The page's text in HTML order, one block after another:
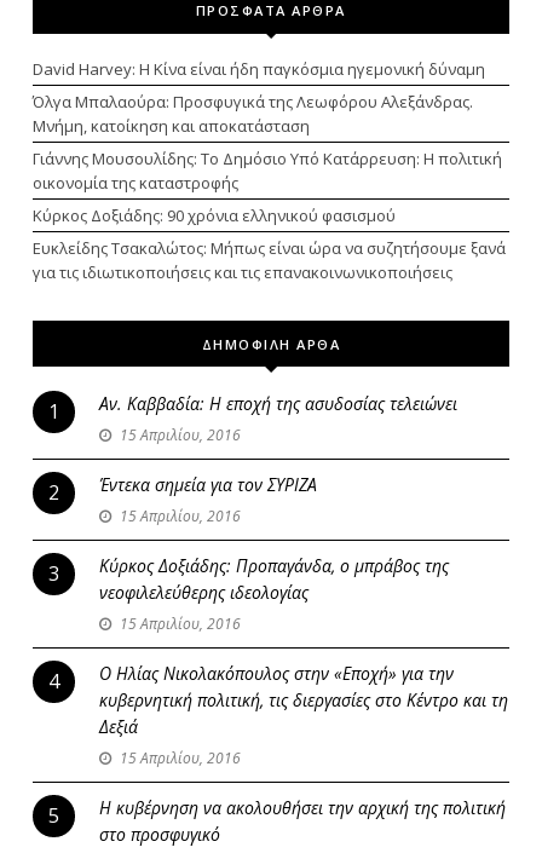
ΠΡΟΣΦΑΤΑ ΑΡΘΡΑ
David Harvey: Η Κίνα είναι ήδη παγκόσμια ηγεμονική δύναμη
Όλγα Μπαλαούρα: Προσφυγικά της Λεωφόρου Αλεξάνδρας.
Μνήμη, κατοίκηση και αποκατάσταση
Γιάννης Μουσουλίδης: Το Δημόσιο Υπό Κατάρρευση: Η πολιτική
οικονομία της καταστροφής
Κύρκος Δοξιάδης: 90 χρόνια ελληνικού φασισμού
Ευκλείδης Τσακαλώτος: Μήπως είναι ώρα να συζητήσουμε ξανά
για τις ιδιωτικοποιήσεις και τις επανακοινωνικοποιήσεις
ΔΗΜΟΦΙΛΗ ΑΡΘΑ
1 Αν. Καββαδία: Η εποχή της ασυδοσίας τελειώνει
15 Απριλίου, 2016
2 Έντεκα σημεία για τον ΣΥΡΙΖΑ
15 Απριλίου, 2016
3
Κύρκος Δοξιάδης: Προπαγάνδα, ο μπράβος της
νεοφιλελεύθερης ιδεολογίας
15 Απριλίου, 2016
4
Ο Ηλίας Νικολακόπουλος στην «Εποχή» για την
κυβερνητική πολιτική, τις διεργασίες στο Κέντρο και τη
Δεξιά
15 Απριλίου, 2016
5
Η κυβέρνηση να ακολουθήσει την αρχική της πολιτική
στο προσφυγικό